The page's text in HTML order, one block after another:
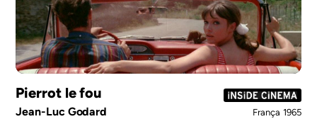
Pierrot le fou
Jean-Luc Godard França 1965